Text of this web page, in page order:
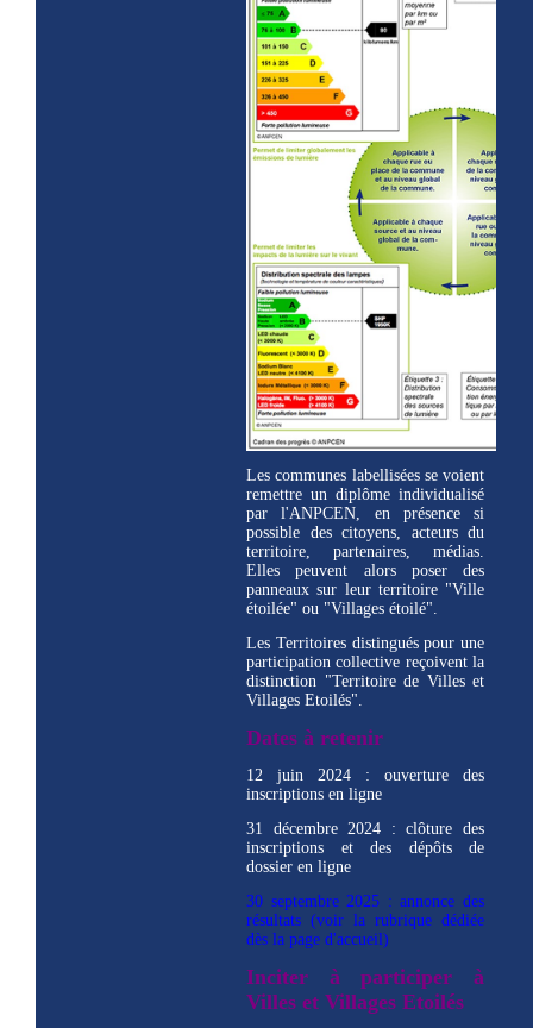
Les communes labellisées se voient
remettre un diplôme individualisé
par l'ANPCEN, en présence si
possible des citoyens, acteurs du
territoire, partenaires, médias.
Elles peuvent alors poser des
panneaux sur leur territoire "Ville
étoilée" ou "Villages étoilé".
Les Territoires distingués pour une
participation collective reçoivent la
distinction "Territoire de Villes et
Villages Etoilés".
Dates à retenir
12 juin 2024 : ouverture des
inscriptions en ligne
31 décembre 2024 : clôture des
inscriptions et des dépôts de
dossier en ligne
30 septembre 2025 : annonce des
résultats (voir la rubrique dédiée
dès la page d'accueil)
Inciter à participer à
Villes et Villages Etoilés